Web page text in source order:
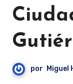
por Miguel